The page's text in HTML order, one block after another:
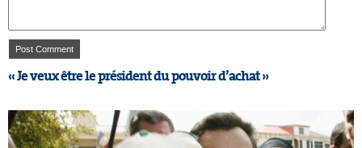
« Je veux être le président du pouvoir d’achat »